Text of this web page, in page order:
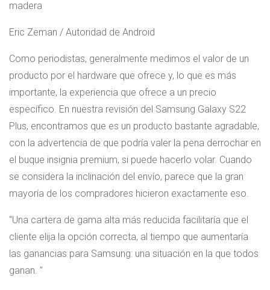
Eric Zeman / Autoridad de Android
Como periodistas, generalmente medimos el valor de un
producto por el hardware que ofrece y, lo que es más
importante, la experiencia que ofrece a un precio
específico. En nuestra revisión del Samsung Galaxy S22
Plus, encontramos que es un producto bastante agradable,
con la advertencia de que podría valer la pena derrochar en
el buque insignia premium, si puede hacerlo volar. Cuando
se considera la inclinación del envío, parece que la gran
mayoría de los compradores hicieron exactamente eso.
Una cartera de gama alta más reducida facilitaría que el
cliente elija la opción correcta, al tiempo que aumentaría
las ganancias para Samsung: una situación en la que todos
ganan.